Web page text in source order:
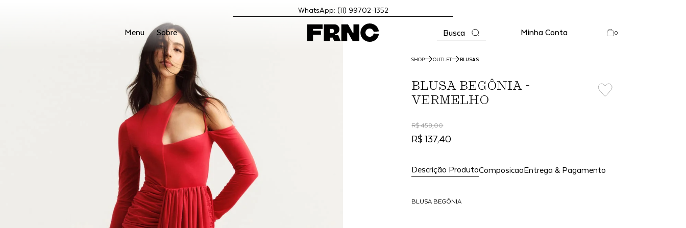
WhatsApp: (11) 99702-1352
Menu Sobre Busca Minha Conta 0
SHOP OUTLET BLUSAS
BLUSA BEGÔNIA -
VERMELHO
R$ 458,00
R$ 137,40
Composicao
Descrição Produto Entrega & Pagamento
BLUSA BEGÔNIA